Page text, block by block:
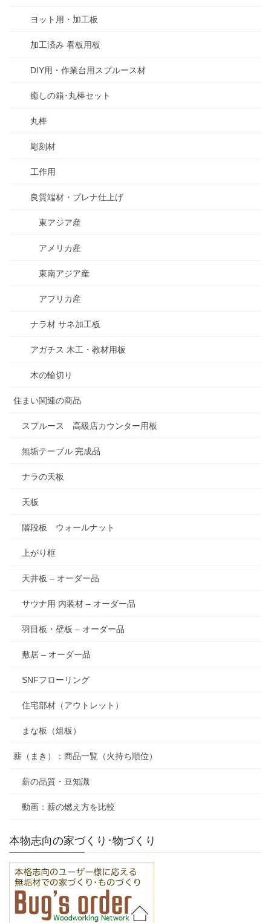
ヨット用・加工板
加工済み 看板用板
DIY用・作業台用スプルース材
癒しの箱･丸棒セット
丸棒
彫刻材
工作用
良質端材・プレナ仕上げ
東アジア産
アメリカ産
東南アジア産
アフリカ産
ナラ材 サネ加工板
アガチス 木工・教材用板
木の輪切り
住まい関連の商品
スプルース 高級店カウンター用板
無垢テーブル 完成品
ナラの天板
天板
階段板 ウォールナット
上がり框
天井板 – オーダー品
サウナ用 内装材 – オーダー品
羽目板・壁板 – オーダー品
敷居 – オーダー品
SNFフローリング
住宅部材（アウトレット）
まな板（俎板）
薪（まき）：商品一覧（火持ち順位）
薪の品質・豆知識
動画：薪の燃え方を比較
本物志向の家づくり･物づくり